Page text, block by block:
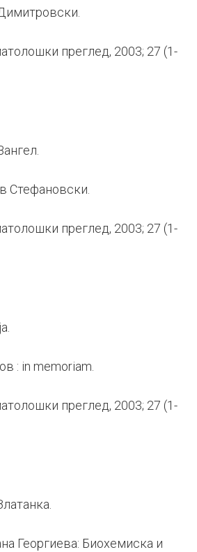
преглед, 2003; 27 (1-
Стефановски.
преглед, 2003; 27 (1-
: in memoriam.
преглед, 2003; 27 (1-
Георгиева: Биохемиска и